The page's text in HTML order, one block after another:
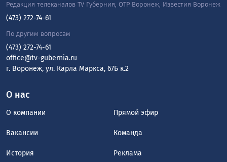
О нас
О компании Прямой эфир
Вакансии Команда
История Реклама
Редакция телеканалов TV Губерния, ОТР Воронеж, Известия Воронеж
(473) 272-74-61
По другим вопросам
(473) 272-74-61
office@tv-gubernia.ru
г. Воронеж, ул. Карла Маркса, 67Б к.2